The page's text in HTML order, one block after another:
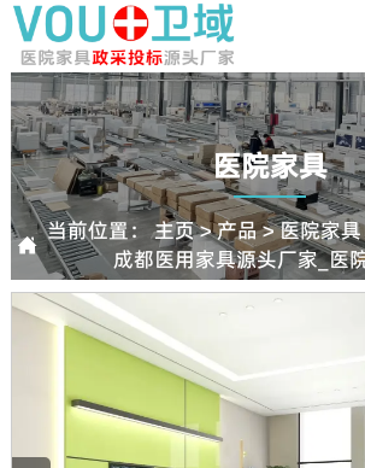
医院家具
 当前位置：主页>产品>医院家具
成都医用家具源头厂家_医